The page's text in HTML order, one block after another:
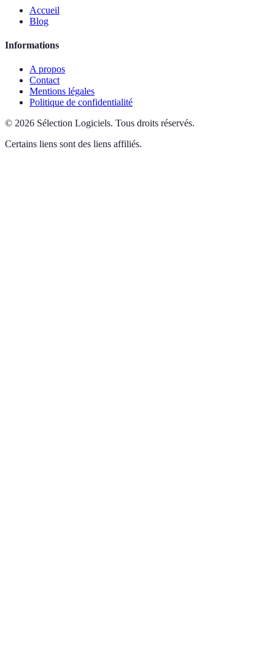
Accueil
Blog
Informations
A propos
Contact
Mentions légales
Politique de confidentialité
© 2026 Sélection Logiciels. Tous droits réservés.
Certains liens sont des liens affiliés.